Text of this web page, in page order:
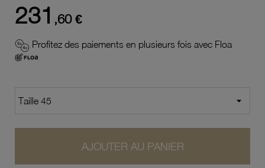
231 ,60 €
Profitez des paiements en plusieurs fois avec Floa
AJOUTER AU PANIER